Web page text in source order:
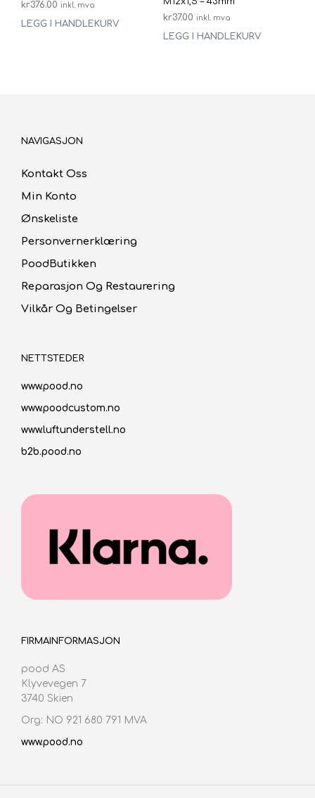
kr376.00 inkl. mva
LEGG I HANDLEKURV
kr37.00 inkl. mva
LEGG I HANDLEKURV
NAVIGASJON
Kontakt Oss
Min Konto
Ønskeliste
Personvernerklæring
PoodButikken
Reparasjon Og Restaurering
Vilkår Og Betingelser
NETTSTEDER
www.pood.no
www.poodcustom.no
www.luftunderstell.no
b2b.pood.no
FIRMAINFORMASJON
pood AS
Klyvevegen 7
3740 Skien
Org: NO 921 680 791 MVA
www.pood.no